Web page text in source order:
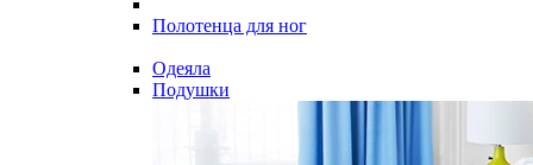
Полотенца для ног
Одеяла
Подушки